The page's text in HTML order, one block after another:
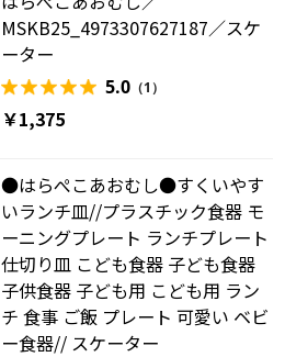
MSKB25_4973307627187／スケ
ーター
5.0（1）
￥1,375
●はらぺこあおむし●すくいやす
いランチ皿//プラスチック食器 モ
ーニングプレート ランチプレート
仕切り皿 こども食器 子ども食器
子供食器 子ども用 こども用 ラン
チ 食事 ご飯 プレート 可愛い ベビ
ー食器// スケーター